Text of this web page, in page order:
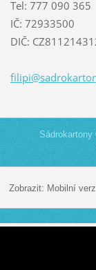
Tel: 777 090 365
IČ: 72933500
DIČ:
filipi@sadrokart
Sádrokartony
Zobrazit: Mobilní